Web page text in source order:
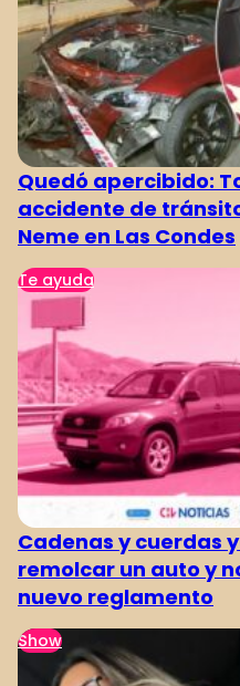
Quedó apercibido:
accidente de
Neme en Las Condes
Te ayuda
Cadenas y cuerdas
remolcar un auto y
nuevo reglamento
Show